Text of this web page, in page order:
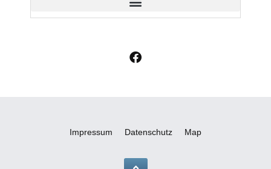
F
a
o
k
Impressum Datenschutz Map